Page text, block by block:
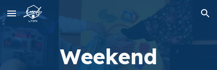
Skip to main content Skip to navigation
Weekend